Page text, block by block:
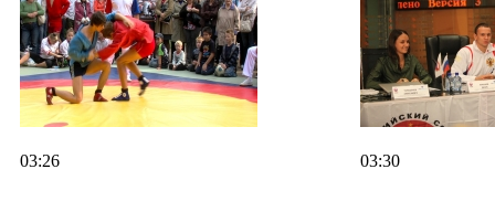
03:26 03:30